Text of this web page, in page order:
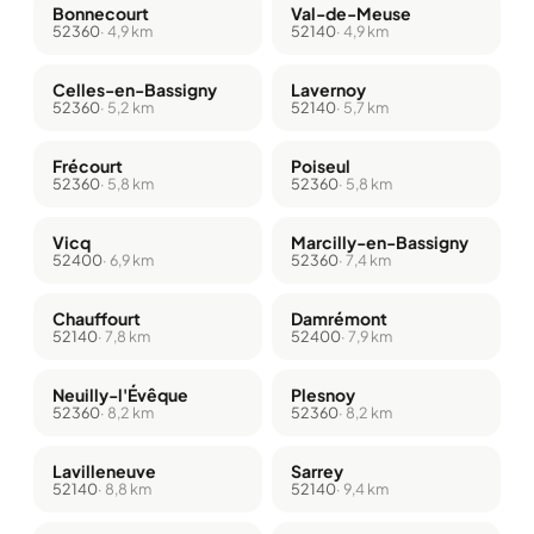
Bonnecourt
52360· 4,9 km
Val-de-Meuse
52140· 4,9 km
Celles-en-Bassigny
52360· 5,2 km
Lavernoy
52140· 5,7 km
Frécourt
52360· 5,8 km
Poiseul
52360· 5,8 km
Vicq
52400· 6,9 km
Marcilly-en-Bassigny
52360· 7,4 km
Chauffourt
52140· 7,8 km
Damrémont
52400· 7,9 km
Neuilly-l'Évêque
52360· 8,2 km
Plesnoy
52360· 8,2 km
Lavilleneuve
52140· 8,8 km
Sarrey
52140· 9,4 km